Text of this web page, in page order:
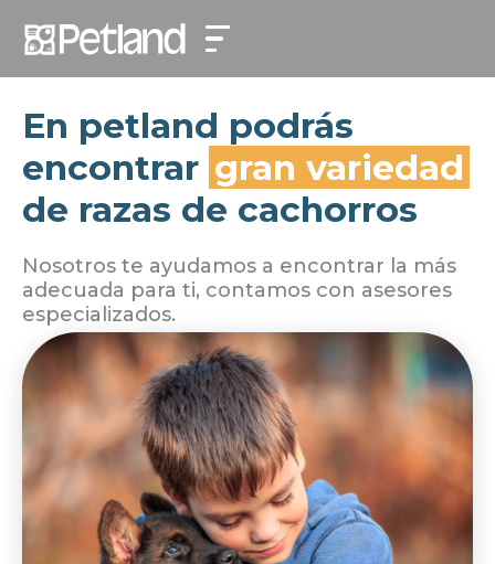
En petland podrás
encontrar gran variedad
de razas de cachorros
Nosotros te ayudamos a encontrar la más
adecuada para ti, contamos con asesores
especializados.